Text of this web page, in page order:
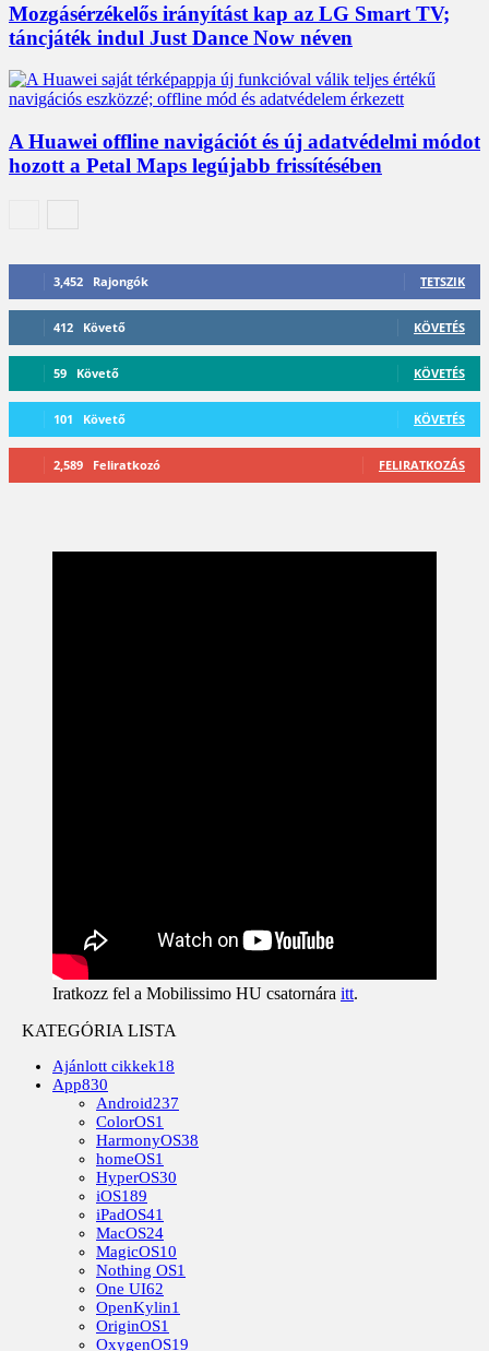
Mozgásérzékelős irányítást kap az LG Smart TV;
táncjáték indul Just Dance Now néven
A Huawei offline navigációt és új adatvédelmi módot
hozott a Petal Maps legújabb frissítésében
3,452 Rajongók TETSZIK
412 Követő KÖVETÉS
59 Követő KÖVETÉS
101 Követő KÖVETÉS
2,589 Feliratkozó FELIRATKOZÁS
Iratkozz fel a Mobilissimo HU csatornára itt.
KATEGÓRIA LISTA
Ajánlott cikkek18
App830
Android237
ColorOS1
HarmonyOS38
homeOS1
HyperOS30
iOS189
iPadOS41
MacOS24
MagicOS10
Nothing OS1
One UI62
OpenKylin1
OriginOS1
OxygenOS19